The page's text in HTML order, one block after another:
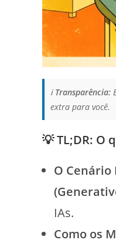
ℹ️ Transparência:
extra para você.
💡 TL;DR: O
O Cenário
IAs.
Como os